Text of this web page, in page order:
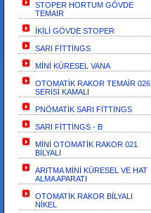
STOPER HORTUM GÖVDE
TEMAIR
İKİLİ GÖVDE STOPER
SARI FİTTİNGS
MİNİ KÜRESEL VANA
OTOMATİK RAKOR TEMAİR 026
SERİSİ KAMALI
PNÖMATİK SARI FİTTİNGS
SARI FİTTİNGS - B
MİNİ OTOMATİK RAKOR 021
BİLYALI
ARITMA MİNİ KÜRESEL VE HAT
ALMA APARATI
OTOMATİK RAKOR BİLYALI
NİKEL